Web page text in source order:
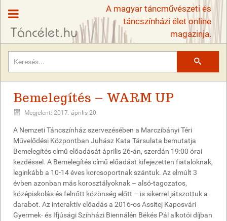
A magyar táncművészeti és
táncszínházi élet online
magazinja.
Bemelegítés – WARM UP
Megjelent: 2017. április 20.
A Nemzeti Táncszínház szervezésében a Marczibányi Téri
Művelődési Központban Juhász Kata Társulata bemutatja
Bemelegítés című előadását április 26-án, szerdán 19:00 órai
kezdéssel. A Bemelegítés című előadást kifejezetten fiataloknak,
leginkább a 10-14 éves korcsoportnak szántuk. Az elmúlt 3
évben azonban más korosztályoknak – alsó-tagozatos,
középiskolás és felnőtt közönség előtt – is sikerrel játszottuk a
darabot. Az interaktív előadás a 2016-os Assitej Kaposvári
Gyermek- és Ifjúsági Színházi Biennálén Békés Pál alkotói díjban